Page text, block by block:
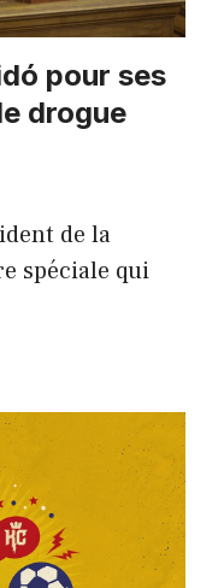
pour ses
drogue
de la
spéciale qui